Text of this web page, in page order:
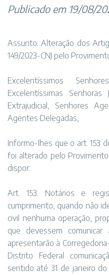
Publicado em 19/08/
Assunto: Alteração dos
149/2023-CNJ pelo
Excelentíssimos
Excelentíssimas
Extrajudicial, Senhores
Agentes Delegadas,
Informo-lhes que o art. 153
foi alterado pelo Provimento
dispor:
Art. 153. Notários e
cumprimento, quando não
civil nenhuma operação,
que devessem
apresentarão à
Distrito Federal
sentido até 31 de janeiro